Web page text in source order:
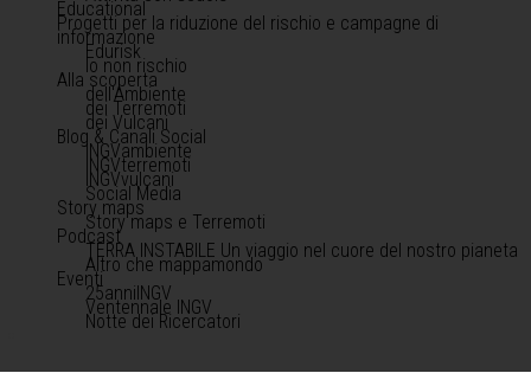
Educational
Progetti per la riduzione del rischio e campagne di
informazione
Edurisk
Io non rischio
Alla scoperta
dell'Ambiente
dei Terremoti
dei Vulcani
Blog & Canali Social
INGVambiente
INGVterremoti
INGVvulcani
Social Media
Story maps
Story maps e Terremoti
Podcast
TERRA INSTABILE Un viaggio nel cuore del nostro pianeta
Altro che mappamondo
Eventi
25anniINGV
Ventennale INGV
Notte dei Ricercatori